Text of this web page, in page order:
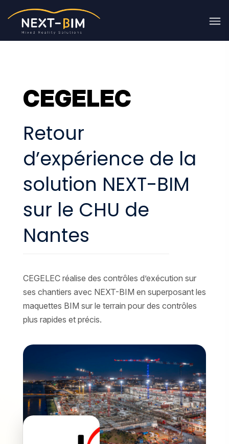
CEGELEC
Retour
d’expérience de la
solution NEXT-BIM
sur le CHU de
Nantes
CEGELEC réalise des contrôles d’exécution sur
ses chantiers avec NEXT-BIM en superposant les
maquettes BIM sur le terrain pour des contrôles
plus rapides et précis.